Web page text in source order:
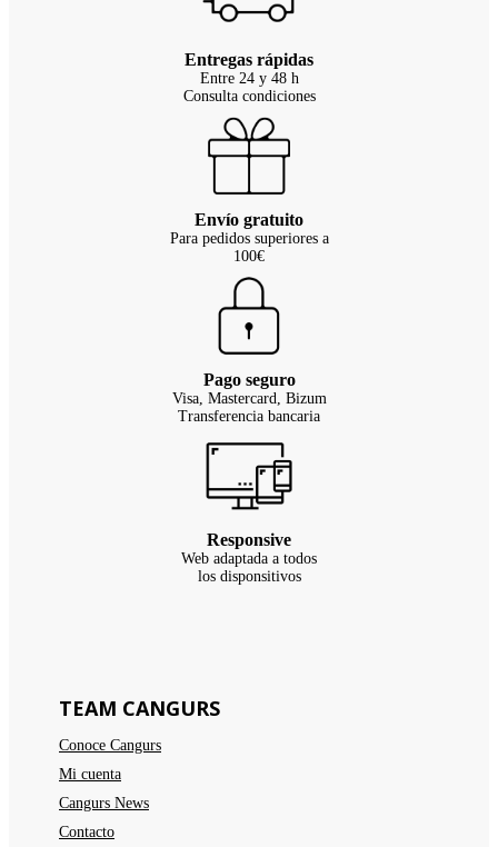
Entregas rápidas
Entre 24 y 48 h
Consulta condiciones
Envío gratuito
Para pedidos superiores a
100€
Pago seguro
Visa, Mastercard, Bizum
Transferencia bancaria
Responsive
Web adaptada a todos
los disponsitivos
TEAM CANGURS
Conoce Cangurs
Mi cuenta
Cangurs News
Contacto